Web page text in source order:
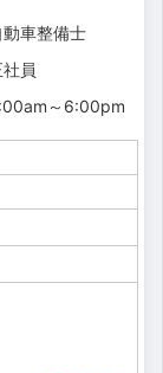
動車整備士
員
～ 6:00pm